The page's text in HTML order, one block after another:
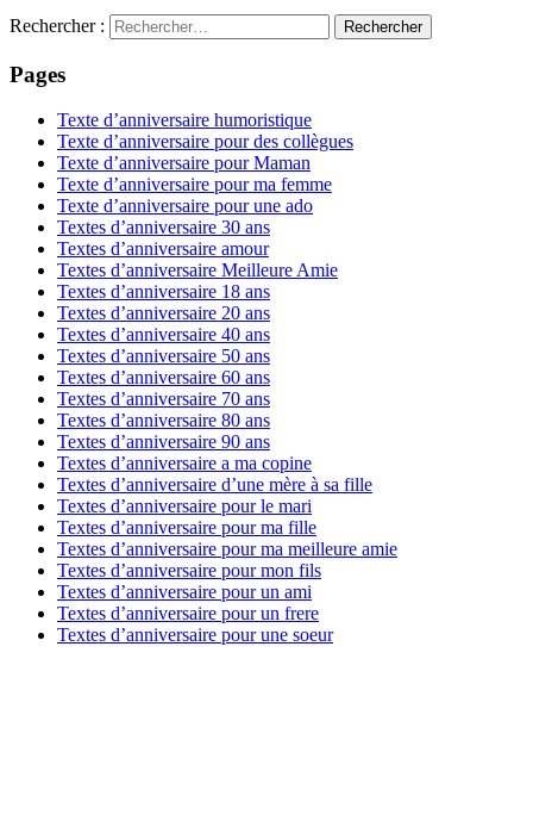
Rechercher :
Pages
Texte d’anniversaire humoristique
Texte d’anniversaire pour des collègues
Texte d’anniversaire pour Maman
Texte d’anniversaire pour ma femme
Texte d’anniversaire pour une ado
Textes d’anniversaire 30 ans
Textes d’anniversaire amour
Textes d’anniversaire Meilleure Amie
Textes d’anniversaire 18 ans
Textes d’anniversaire 20 ans
Textes d’anniversaire 40 ans
Textes d’anniversaire 50 ans
Textes d’anniversaire 60 ans
Textes d’anniversaire 70 ans
Textes d’anniversaire 80 ans
Textes d’anniversaire 90 ans
Textes d’anniversaire a ma copine
Textes d’anniversaire d’une mère à sa fille
Textes d’anniversaire pour le mari
Textes d’anniversaire pour ma fille
Textes d’anniversaire pour ma meilleure amie
Textes d’anniversaire pour mon fils
Textes d’anniversaire pour un ami
Textes d’anniversaire pour un frere
Textes d’anniversaire pour une soeur